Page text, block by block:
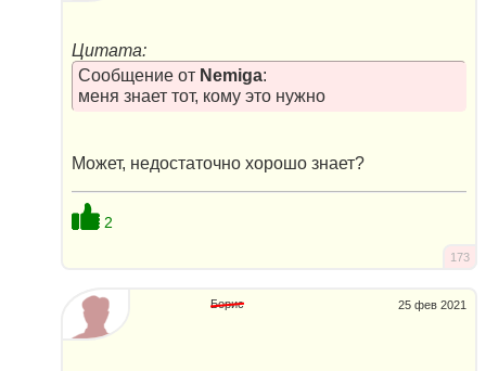
Цитата:
Сообщение от Nemiga:
меня знает тот, кому это нужно
Может, недостаточно хорошо знает?
2
173
25 фев 2021
Борис